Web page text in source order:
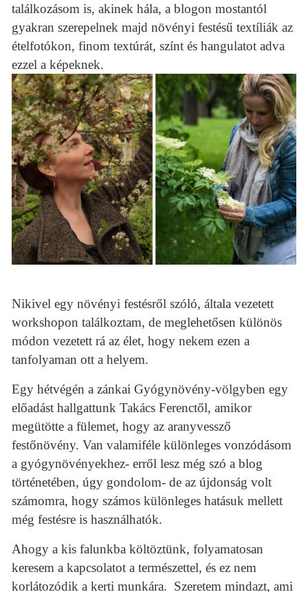
találkozásom is, akinek hála, a blogon mostantól
gyakran szerepelnek majd növényi festésű textíliák az
ételfotókon, finom textúrát, színt és hangulatot adva
ezzel a képeknek.
Nikivel egy növényi festésről szóló, általa vezetett
workshopon találkoztam, de meglehetősen különös
módon vezetett rá az élet, hogy nekem ezen a
tanfolyaman ott a helyem.
Egy hétvégén a zánkai Gyógynövény-völgyben egy
előadást hallgattunk Takács Ferenctől, amikor
megütötte a fülemet, hogy az aranyvessző
festőnövény. Van valamiféle különleges vonzódásom
a gyógynövényekhez- erről lesz még szó a blog
történetében, úgy gondolom- de az újdonság volt
számomra, hogy számos különleges hatásuk mellett
még festésre is használhatók.
Ahogy a kis falunkba költöztünk, folyamatosan
keresem a kapcsolatot a természettel, és ez nem
korlátozódik a kerti munkára. Szeretem mindazt, ami